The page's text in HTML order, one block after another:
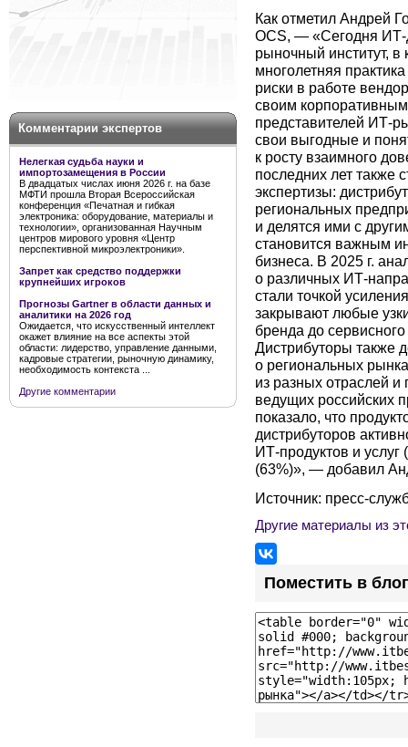
Комментарии экспертов
Нелегкая судьба науки и
импортозамещения в России
В двадцатых числах июня 2026 г. на базе
МФТИ прошла Вторая Всероссийская
конференция «Печатная и гибкая
электроника: оборудование, материалы и
технологии», организованная Научным
центров мирового уровня «Центр
перспективной микроэлектроники».
Запрет как средство поддержки
крупнейших игроков
Прогнозы Gartner в области данных и
аналитики на 2026 год
Ожидается, что искусственный интеллект
окажет влияние на все аспекты этой
области: лидерство, управление данными,
кадровые стратегии, рыночную динамику,
необходимость контекста ...
Другие комментарии
Как отметил Андрей
OCS, — «Сегодня ИТ-
рыночный институт, в
многолетняя
риски в работе
своим
представителей ИТ-
свои выгодные и
к росту взаимного
последних лет также
экспертизы:
региональных
и делятся ими с
становится важным
бизнеса. В 2025 г.
о различных ИТ-
стали точкой
закрывают любые
бренда до
Дистрибуторы также
о региональных
из разных отраслей
ведущих российских
показало, что
дистрибуторов
ИТ-продуктов и
(63%)», — добавил
Источник: пресс-
Другие материалы из
Поместить в блог